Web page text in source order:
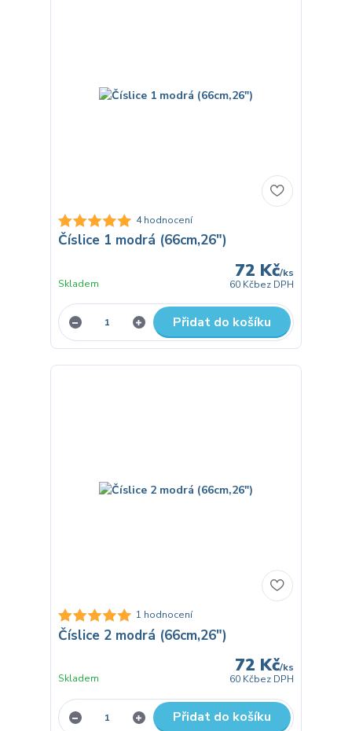
4 hodnocení
Číslice 1 modrá (66cm,26")
72 Kč/ks
60 Kčbez DPH
Skladem
Přidat do košíku
1 hodnocení
Číslice 2 modrá (66cm,26")
72 Kč/ks
60 Kčbez DPH
Skladem
Přidat do košíku